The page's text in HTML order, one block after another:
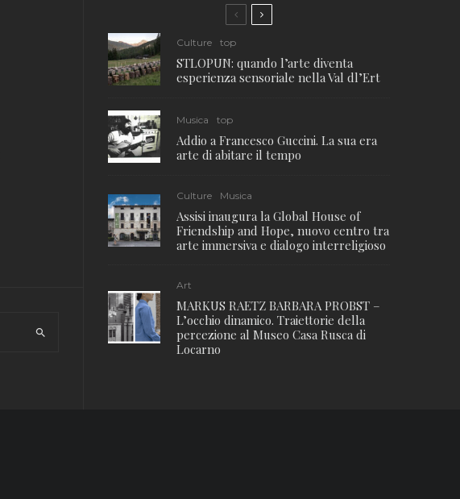
Culture top
STLOPUN: quando l’arte diventa
esperienza sensoriale nella Val dl’Ert
Musica top
Addio a Francesco Guccini. La sua era
arte di abitare il tempo
Culture Musica
Assisi inaugura la Global House of
Friendship and Hope, nuovo centro tra
arte immersiva e dialogo interreligioso
Art
MARKUS RAETZ BARBARA PROBST –
L’occhio dinamico. Traiettorie della
percezione al Museo Casa Rusca di
Locarno